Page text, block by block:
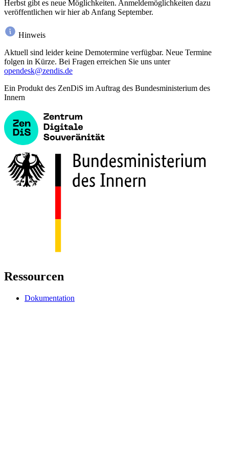
Herbst gibt es neue Möglichkeiten. Anmeldemöglichkeiten dazu
veröffentlichen wir hier ab Anfang September.
Hinweis
Aktuell sind leider keine Demotermine verfügbar. Neue Termine
folgen in Kürze. Bei Fragen erreichen Sie uns unter
opendesk@zendis.de
Ein Produkt des ZenDiS im Auftrag des Bundesministerium des
Innern
Ressourcen
Dokumentation